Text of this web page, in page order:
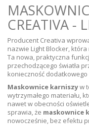
CREATIVA -
Producent Creativa
nazwie Light Blocker,
Ta nowa, praktyczna
przechodzącego światła
konieczność
Maskownice karniszyw
wytrzymałego materiału,
nawet w obecności
sprawia, że maskownice
nowocześnie, bez efektu